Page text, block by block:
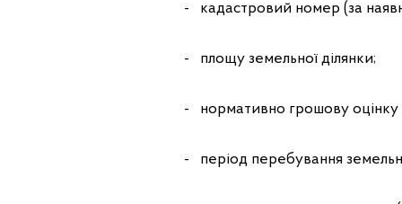
- кадастровий номер (за
- площу земельної ділянки;
- нормативно грошову оцінку
- період перебування